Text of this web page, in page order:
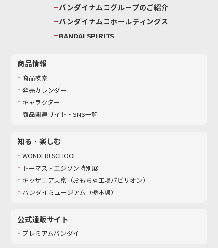
バンダイナムコグループのご紹介
バンダイナムコホールディングス
BANDAI SPIRITS
商品情報
商品検索
発売カレンダー
キャラクター
商品関連サイト・SNS一覧
知る・楽しむ
WONDER! SCHOOL
トーマス・エジソン特別展
キッザニア東京（おもちゃ工場パビリオン）​
バンダイミュージアム（栃木県）
公式通販サイト
プレミアムバンダイ